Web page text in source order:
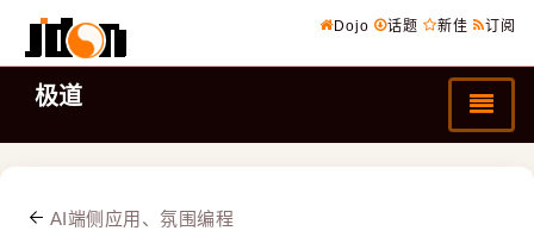
Dojo 话题 新佳 订阅
极道
AI端侧应用、氛围编程